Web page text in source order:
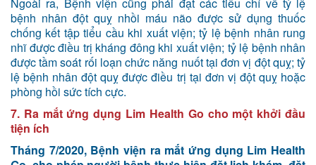
Ngoài ra, Bệnh viện cũng phải đạt các tiêu chí về tỷ lệ
bệnh nhân đột quỵ nhồi máu não được sử dụng thuốc
chống kết tập tiểu cầu khi xuất viện; tỷ lệ bệnh nhân rung
nhĩ được điều trị kháng đông khi xuất viện; tỷ lệ bệnh nhân
được tầm soát rối loạn chức năng nuốt tại đơn vị đột quỵ; tỷ
lệ bệnh nhân đột quỵ được điều trị tại đơn vị đột quỵ hoặc
phòng hồi sức tích cực.
7. Ra mắt ứng dụng Lim Health Go cho một khởi đầu
tiện ích
Tháng 7/2020, Bệnh viện ra mắt ứng dụng Lim Health